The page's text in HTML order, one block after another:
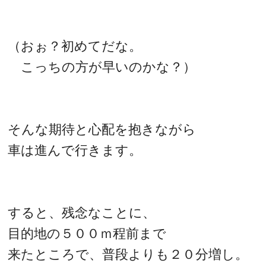
（おぉ？初めてだな。
こっちの方が早いのかな？）
そんな期待と心配を抱きながら
車は進んで行きます。
すると、残念なことに、
目的地の５００ｍ程前まで
来たところで、普段よりも２０分増し。